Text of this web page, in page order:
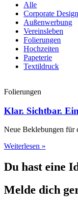
Alle
Corporate Design
Außenwerbung
Vereinsleben
Folierungen
Hochzeiten
Papeterie
Textildruck
Folierungen
Klar. Sichtbar.
Neue Beklebungen für
Weiterlesen »
Du hast eine
Melde dich